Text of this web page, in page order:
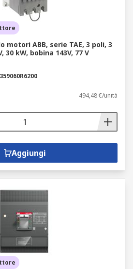
motori ABB, serie TAE, 3 poli, 3
30 kW, bobina 143V, 77 V
494,48 €/unità
Aggiungi